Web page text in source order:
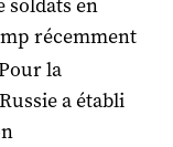
soldats en
récemment
la
a établi